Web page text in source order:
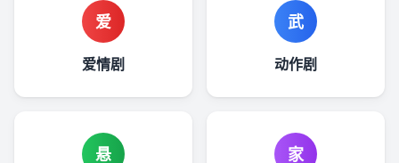
爱
爱情剧
武
动作剧
悬 家